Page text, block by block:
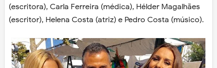
(escritora), Carla Ferreira (médica), Hélder Magalhães
(escritor), Helena Costa (atriz) e Pedro Costa (músico).